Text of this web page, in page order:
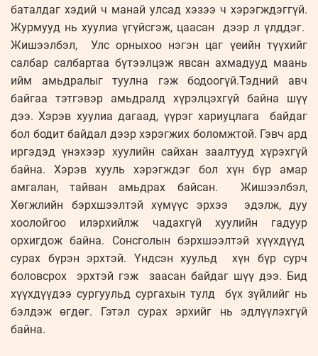
баталдаг хэдий ч манай улсад хэзээ ч хэрэгждэггүй.
Журмууд нь хуулиа үгүйсгэж, цаасан дээр л үлддэг.
Жишээлбэл, Улс орныхоо нэгэн цаг үеийн түүхийг
салбар салбартаа бүтээлцэж явсан ахмадууд маань
ийм амьдралыг туулна гэж бодоогүй.Тэдний авч
байгаа тэтгэвэр амьдралд хүрэлцэхгүй байна шүү
дээ. Хэрэв хуулиа дагаад, үүрэг хариуцлага байдаг
бол бодит байдал дээр хэрэгжих боломжтой. Гэвч ард
иргэдэд үнэхээр хуулийн сайхан заалтууд хүрэхгүй
байна. Хэрэв хууль хэрэгждэг бол хүн бүр амар
амгалан, тайван амьдрах байсан. Жишээлбэл,
Хөгжлийн бэрхшээлтэй хүмүүс эрхээ эдэлж, дуу
хоолойгоо илэрхийлж чадахгүй хуулийн гадуур
орхигдож байна. Сонсголын бэрхшээлтэй хүүхдүүд
сурах бүрэн эрхтэй. Үндсэн хуульд хүн бүр сурч
боловсрох эрхтэй гэж заасан байдаг шүү дээ. Бид
хүүхдүүдээ сургуульд сургахын тулд бүх зүйлийг нь
бэлдэж өгдөг. Гэтэл сурах эрхийг нь эдлүүлэхгүй
байна.